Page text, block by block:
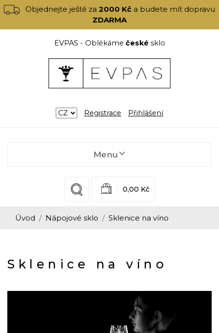
Objednejte ještě za2000 Kč a budete mít dopravu
ZDARMA
EVPAS - Oblékáme českésklo
Registrace Přihlášení
Menu
0,00 Kč
Úvod Nápojové sklo Sklenice na víno
Sklenice na víno